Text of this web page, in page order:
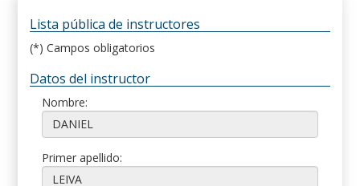
Lista pública de instructores
(*) Campos obligatorios
Datos del instructor
Nombre:
Primer apellido: